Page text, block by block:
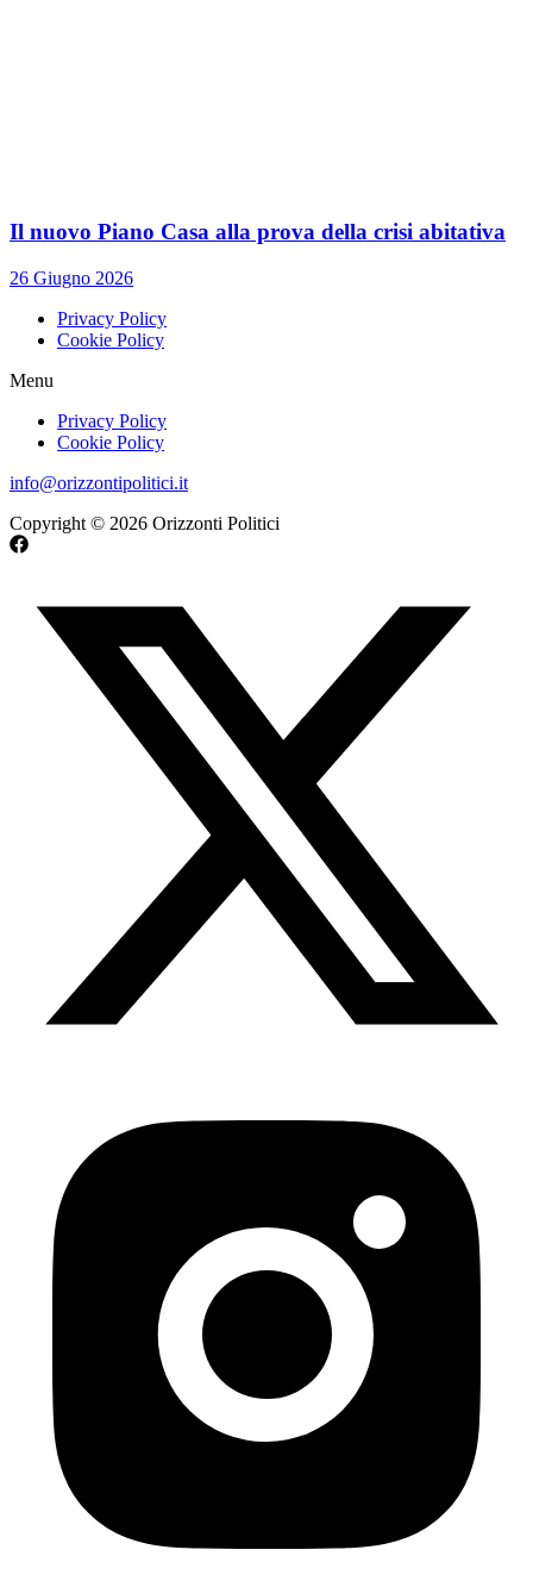
Il nuovo Piano Casa alla prova della crisi abitativa
26 Giugno 2026
Privacy Policy
Cookie Policy
Menu
Privacy Policy
Cookie Policy
info@orizzontipolitici.it
Copyright © 2026 Orizzonti Politici